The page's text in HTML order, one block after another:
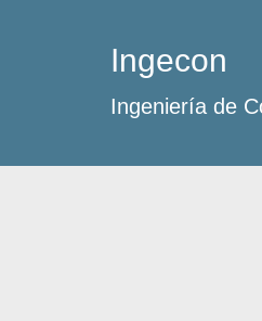
Ingecon
Ingeniería de